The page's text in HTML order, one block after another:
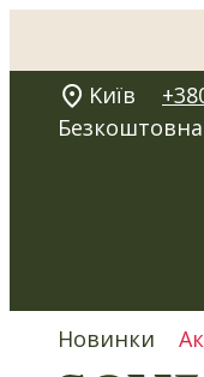
Kиїв
Безкоштовна
Новинки